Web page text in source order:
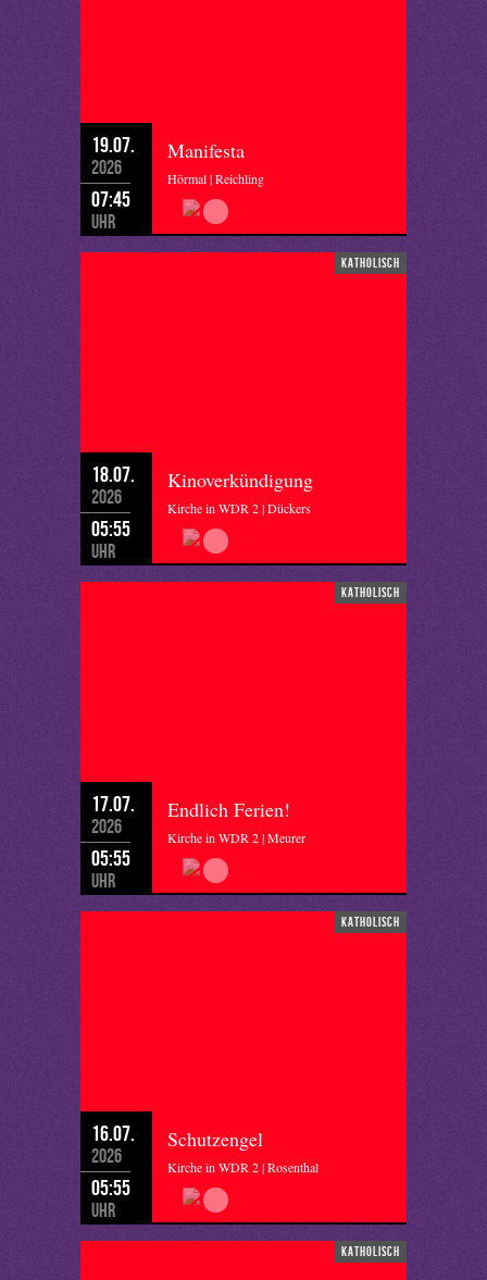
19.07.
2026
07:45
Uhr
Manifesta
Hörmal | Reichling
katholisch
18.07.
2026
05:55
Uhr
Kinoverkündigung
Kirche in WDR 2 | Dückers
katholisch
17.07.
2026
05:55
Uhr
Endlich Ferien!
Kirche in WDR 2 | Meurer
katholisch
16.07.
2026
05:55
Uhr
Schutzengel
Kirche in WDR 2 | Rosenthal
katholisch